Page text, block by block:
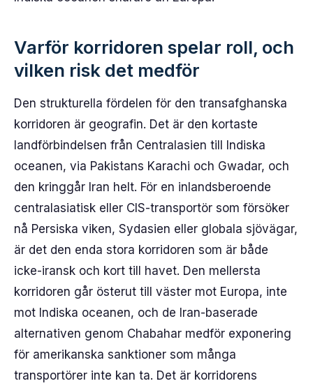
Varför korridoren spelar roll, och
vilken risk det medför
Den strukturella fördelen för den transafghanska
korridoren är geografin. Det är den kortaste
landförbindelsen från Centralasien till Indiska
oceanen, via Pakistans Karachi och Gwadar, och
den kringgår Iran helt. För en inlandsberoende
centralasiatisk eller CIS-transportör som försöker
nå Persiska viken, Sydasien eller globala sjövägar,
är det den enda stora korridoren som är både
icke-iransk och kort till havet. Den mellersta
korridoren går österut till väster mot Europa, inte
mot Indiska oceanen, och de Iran-baserade
alternativen genom Chabahar medför exponering
för amerikanska sanktioner som många
transportörer inte kan ta. Det är korridorens